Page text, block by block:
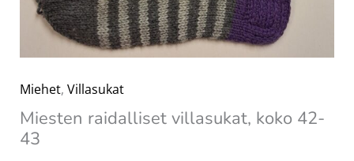
Miehet, Villasukat
Miesten raidalliset villasukat, koko 42-
43